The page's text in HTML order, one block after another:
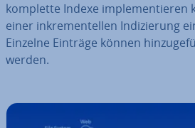
komplette Indexe im­ple­men­tie­ren
einer in­kre­men­tel­len In­di­zie­rung
Einzelne Einträge können
werden.